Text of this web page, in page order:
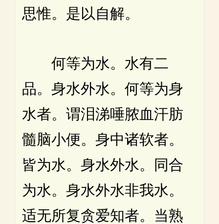
思惟。是以自解。
何等为水。水有二
品。身水外水。何等为身
水者。谓泪涕唾脓血汗肪
髓脑小便。身中诸软者。
皆为水。身水外水。同合
为水。身水外水非我水。
适无所复贪爱知者。当熟